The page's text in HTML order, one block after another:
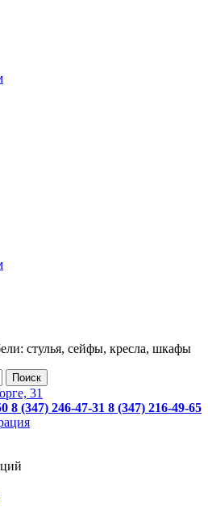
стулья, сейфы, кресла, шкафы
31
8 (347) 246-47-31 8 (347) 216-49-65